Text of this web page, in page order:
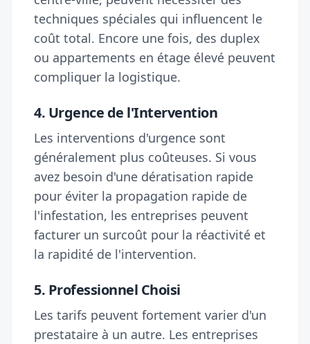
techniques spéciales qui influencent le
coût total. Encore une fois, des duplex
ou appartements en étage élevé peuvent
compliquer la logistique.
4. Urgence de l'Intervention
Les interventions d'urgence sont
généralement plus coûteuses. Si vous
avez besoin d'une dératisation rapide
pour éviter la propagation rapide de
l'infestation, les entreprises peuvent
facturer un surcoût pour la réactivité et
la rapidité de l'intervention.
5. Professionnel Choisi
Les tarifs peuvent fortement varier d'un
prestataire à un autre. Les entreprises